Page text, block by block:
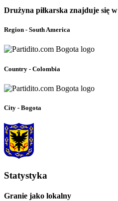
Drużyna piłkarska znajduje się w
Region - South America
Country - Colombia
City - Bogota
Statystyka
Granie jako lokalny